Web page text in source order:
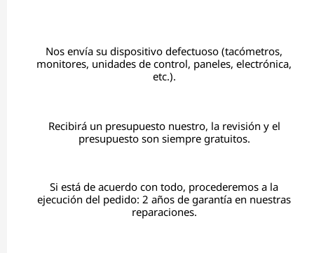
Nos envía su dispositivo defectuoso (tacómetros,
monitores, unidades de control, paneles, electrónica,
etc.).
Recibirá un presupuesto nuestro, la revisión y el
presupuesto son siempre gratuitos.
Si está de acuerdo con todo, procederemos a la
ejecución del pedido: 2 años de garantía en nuestras
reparaciones.